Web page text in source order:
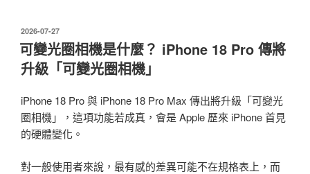
發
佈
於
2026-07-27
可變光圈相機是什麼？ iPhone 18 Pro 傳將
升級「可變光圈相機」
iPhone 18 Pro 與 iPhone 18 Pro Max 傳出將升級「可變光
圈相機」，這項功能若成真，會是 Apple 歷來 iPhone 首見
的硬體變化。
對一般使用者來說，最有感的差異可能不在規格表上，而